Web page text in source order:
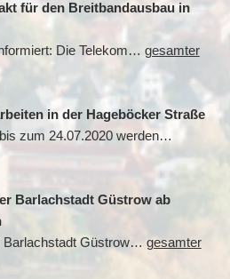
für den Breitbandausbau in
Die Telekom… gesamter
in der Hageböcker Straße
zum 24.07.2020 werden…
Barlachstadt Güstrow ab
Barlachstadt Güstrow… gesamter